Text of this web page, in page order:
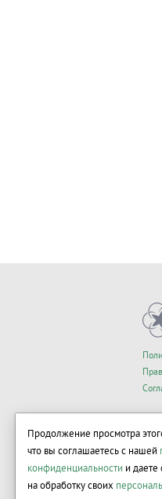
Продолжение просмотра
что вы соглашаетесь с нашей
конфиденциальности и даете
на обработку своих